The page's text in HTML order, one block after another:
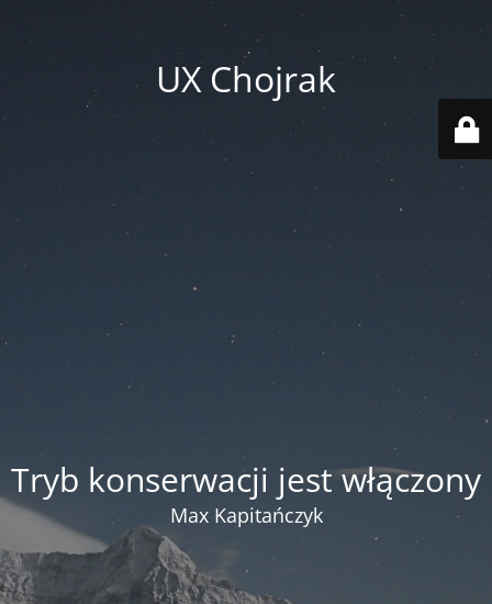
UX Chojrak
Tryb konserwacji jest włączony
Max Kapitańczyk